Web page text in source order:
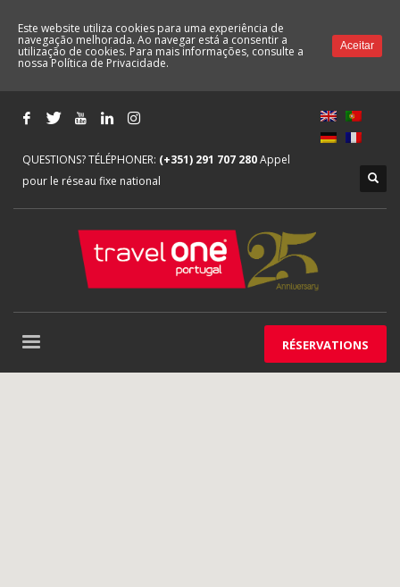
QUESTIONS? TÉLÉPHONER: (+351) 291 707 280Appel
pour le réseau fixe national
RÉSERVATIONS
Este website utiliza cookies para uma experiência de
navegação melhorada. Ao navegar está a consentir a
utilização de cookies. Para mais informações, consulte a
nossaPolítica de Privacidade.
Aceitar